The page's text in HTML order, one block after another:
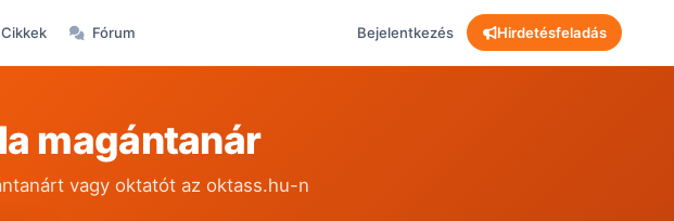
Cikkek Fórum Bejelentkezés Hirdetésfeladás
magántanár
vagy oktatót az oktass.hu-n